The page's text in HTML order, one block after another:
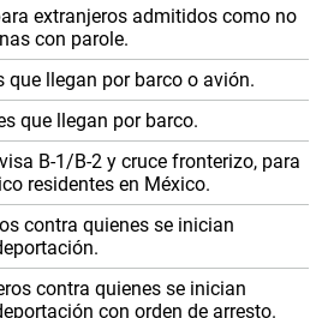
extranjeros admitidos como no
con parole.
que llegan por barco o avión.
que llegan por barco.
B-1/B-2 y cruce fronterizo, para
residentes en México.
contra quienes se inician
contra quienes se inician
con orden de arresto.